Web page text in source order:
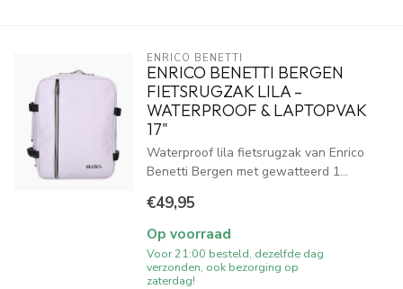
ENRICO BENETTI
ENRICO BENETTI BERGEN
FIETSRUGZAK LILA –
WATERPROOF & LAPTOPVAK
17"
Waterproof lila fietsrugzak van Enrico
Benetti Bergen met gewatteerd 1...
€49,95
Op voorraad
Voor 21:00 besteld, dezelfde dag
verzonden, ook bezorging op
zaterdag!